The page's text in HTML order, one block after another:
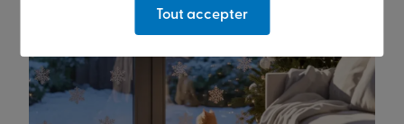
Tout accepter